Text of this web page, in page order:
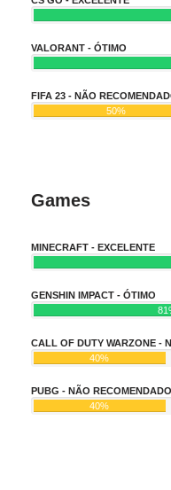
VALORANT - ÓTIMO
FIFA 23 - NÃO
50%
Games
MINECRAFT - EXCELENTE
GENSHIN IMPACT - ÓTIMO
CALL OF DUTY WARZONE -
40%
PUBG - NÃO RECOMENDADO
40%